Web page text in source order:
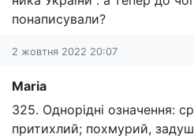
понаписували?
2 жовтня 2022 20:07
Maria
325. Однорідні означення:
притихлий; похмурий,